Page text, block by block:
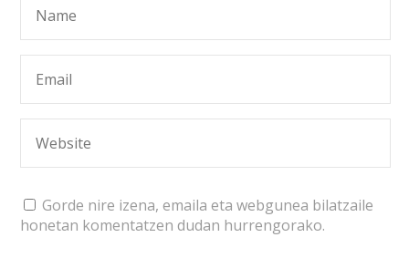
Gorde nire izena, emaila eta webgunea bilatzaile
honetan komentatzen dudan hurrengorako.